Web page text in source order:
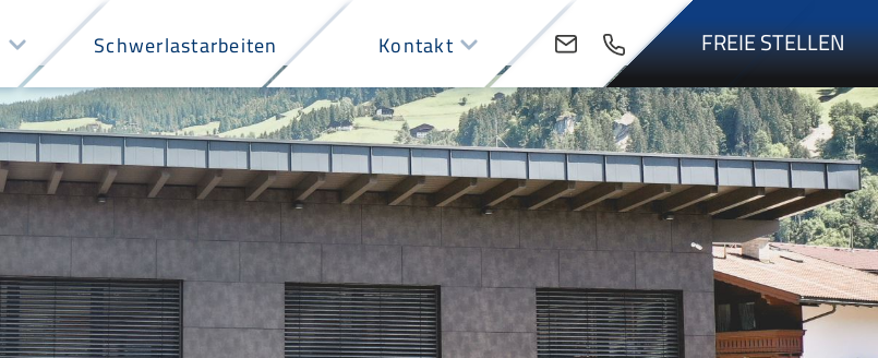
Schwerlastarbeiten Kontakt FREIE STELLEN